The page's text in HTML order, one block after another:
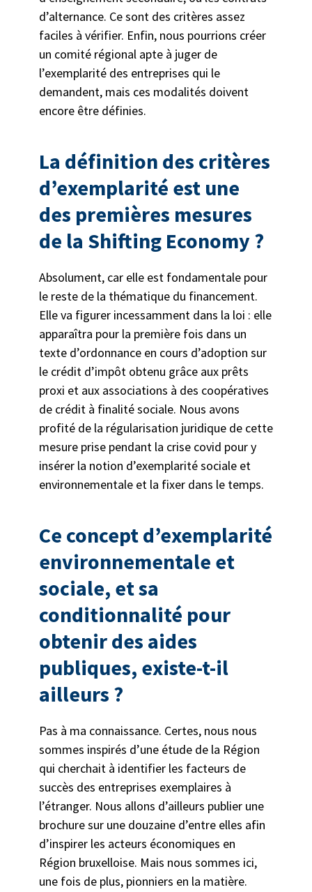
d’alternance. Ce sont des critères assez
faciles à vérifier. Enfin, nous pourrions créer
un comité régional apte à juger de
l’exemplarité des entreprises qui le
demandent, mais ces modalités doivent
encore être définies.
La définition des critères
d’exemplarité est une
des premières mesures
de la Shifting Economy ?
Absolument, car elle est fondamentale pour
le reste de la thématique du financement.
Elle va figurer incessamment dans la loi : elle
apparaîtra pour la première fois dans un
texte d’ordonnance en cours d’adoption sur
le crédit d’impôt obtenu grâce aux prêts
proxi et aux associations à des coopératives
de crédit à finalité sociale. Nous avons
profité de la régularisation juridique de cette
mesure prise pendant la crise covid pour y
insérer la notion d’exemplarité sociale et
environnementale et la fixer dans le temps.
Ce concept d’exemplarité
environnementale et
sociale, et sa
conditionnalité pour
obtenir des aides
publiques, existe-t-il
ailleurs ?
Pas à ma connaissance. Certes, nous nous
sommes inspirés d’une étude de la Région
qui cherchait à identifier les facteurs de
succès des entreprises exemplaires à
l’étranger. Nous allons d’ailleurs publier une
brochure sur une douzaine d’entre elles afin
d’inspirer les acteurs économiques en
Région bruxelloise. Mais nous sommes ici,
une fois de plus, pionniers en la matière.